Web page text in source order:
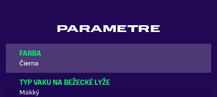
PARAMETRE
FARBA
Čierna
TYP VAKU NA BEŽECKÉ LYŽE
Mäkký